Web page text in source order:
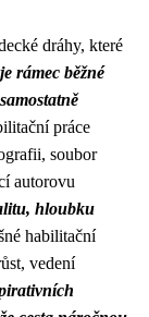
dráhy, které
rámec běžné
práce
soubor
autorovu
hloubku
habilitační
vedení